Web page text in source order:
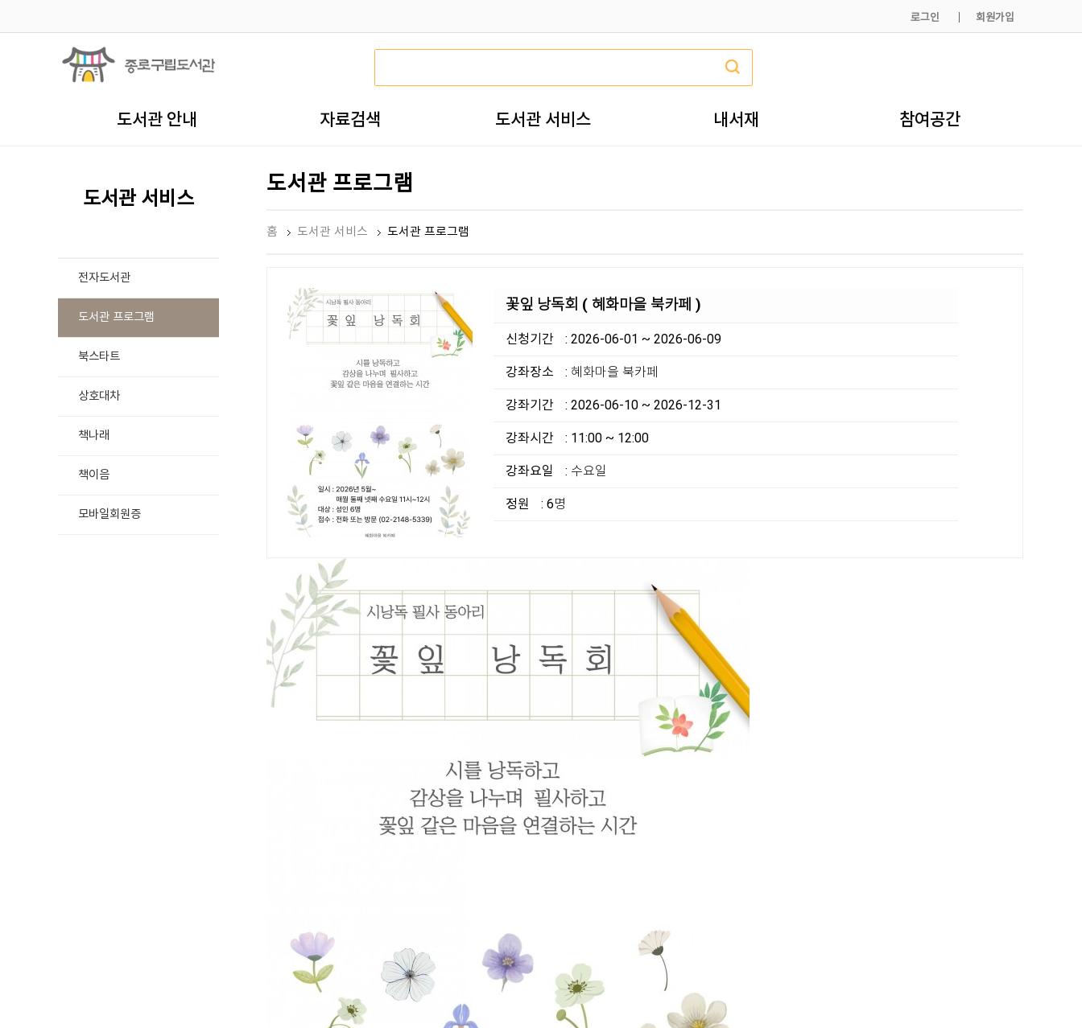
로그인 회원가입
도서관 안내 자료검색 도서관 서비스 내서재 참여공간
도서관 서비스
전자도서관
도서관 프로그램
북스타트
상호대차
책나래
책이음
모바일회원증
도서관 프로그램
홈 도서관 서비스 도서관 프로그램
꽃잎 낭독회 ( 혜화마을 북카페 )
신청기간 : 2026-06-01 ~ 2026-06-09
강좌장소 : 혜화마을 북카페
강좌기간 : 2026-06-10 ~ 2026-12-31
강좌시간 : 11:00 ~ 12:00
강좌요일 : 수요일
정원 : 6명